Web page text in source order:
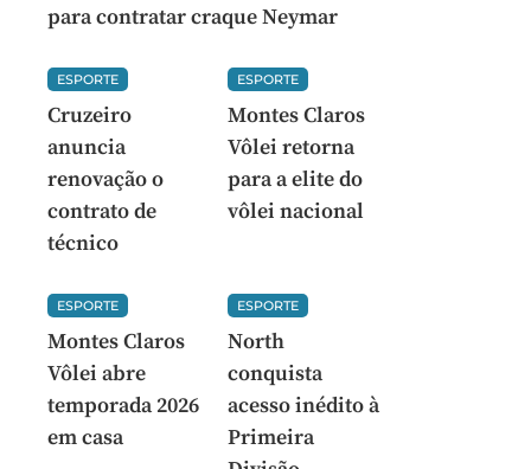
para contratar craque Neymar
ESPORTE
Cruzeiro
anuncia
renovação o
contrato de
técnico
ESPORTE
Montes Claros
Vôlei retorna
para a elite do
vôlei nacional
ESPORTE
Montes Claros
Vôlei abre
temporada 2026
em casa
ESPORTE
North
conquista
acesso inédito à
Primeira